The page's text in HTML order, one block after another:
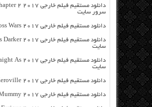
سرور سایت
دانلود مستقیم فیلم خارجی Cross Wars 2017 از سرور سایت
سایت
سایت
دانلود مستقیم فیلم خارجی Zeroville 2017 از سرور سایت
دانلود مستقیم فیلم خارجی The Mummy 2017 از سرور سایت